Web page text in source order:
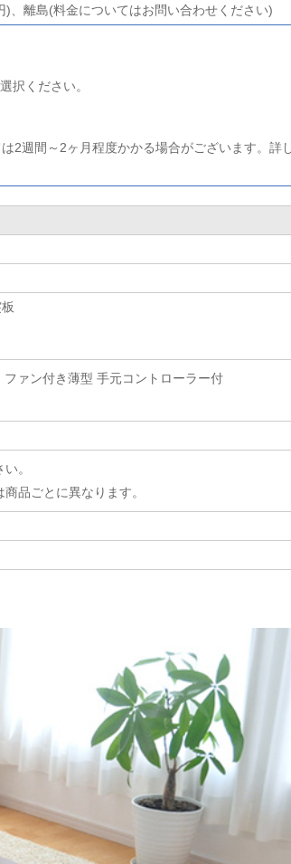
、離島(料金についてはお問い合わせください)
択ください。
2週間～2ヶ月程度かかる場合がございます。詳
ァン付き薄型 手元コントローラー付
。
品ごとに異なります。